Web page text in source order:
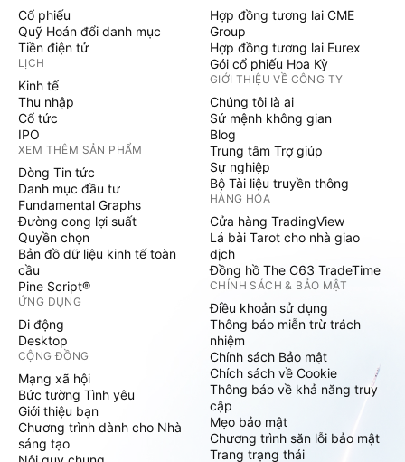
Cổ phiếu
Quỹ Hoán đổi danh mục
Tiền điện tử
LỊCH
Kinh tế
Thu nhập
Cổ tức
IPO
XEM THÊM SẢN PHẨM
Dòng Tin tức
Danh mục đầu tư
Fundamental Graphs
Đường cong lợi suất
Quyền chọn
Bản đồ dữ liệu kinh tế toàn
cầu
Pine Script®
ỨNG DỤNG
Di động
Desktop
CỘNG ĐỒNG
Mạng xã hội
Bức tường Tình yêu
Giới thiệu bạn
Chương trình dành cho Nhà
sáng tạo
Hợp đồng tương lai CME
Group
Hợp đồng tương lai Eurex
Gói cổ phiếu Hoa Kỳ
GIỚI THIỆU VỀ CÔNG TY
Chúng tôi là ai
Sứ mệnh không gian
Blog
Trung tâm Trợ giúp
Sự nghiệp
Bộ Tài liệu truyền thông
HÀNG HÓA
Cửa hàng TradingView
Lá bài Tarot cho nhà giao
dịch
Đồng hồ The C63 TradeTime
CHÍNH SÁCH & BẢO MẬT
Điều khoản sử dụng
Thông báo miễn trừ trách
nhiệm
Chính sách Bảo mật
Chích sách về Cookie
Thông báo về khả năng truy
cập
Mẹo bảo mật
Chương trình săn lỗi bảo mật
Trang trạng thái